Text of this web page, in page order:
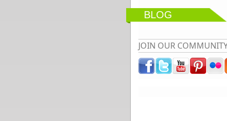
BLOG
JOIN OUR